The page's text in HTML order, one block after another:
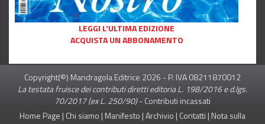
LEGGI L'ULTIMA EDIZIONE
ACQUISTA UN ABBONAMENTO
Copyright(©) Mandragola Editrice 2026 - P. IVA 08211870012
La testata fruisce dei contributi diretti editoria L. 198/2016 e d.lgs.
70/2017 (ex L. 250/90)-Contributi incassati
Home Page | Chi siamo | Manifesto |Archivio | Contatti | Nota sulla